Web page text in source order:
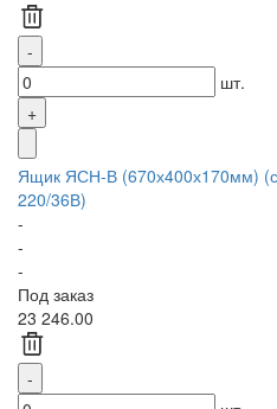
шт.
Ящик ЯСН-В (670х400х170мм)
220/36В)
-
-
-
Под заказ
23 246.00